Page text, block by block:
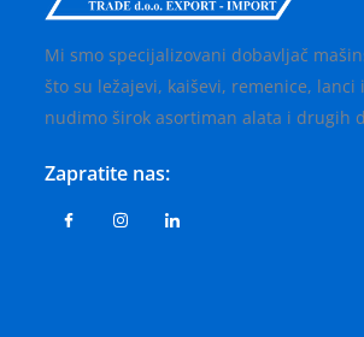
Mi smo specijalizovani dobavljač
što su ležajevi, kaiševi, remenice, lanci
nudimo širok asortiman alata i drugih
Zapratite nas: